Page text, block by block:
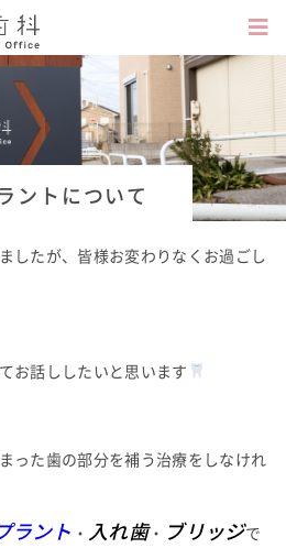
ントについて
したが、皆様お変わりなくお過ごし
お話ししたいと思います
った歯の部分を補う治療をしなけれ
ラント ・ 入れ歯・ ブリッジで